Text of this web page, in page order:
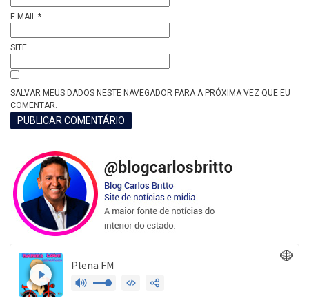
E-MAIL *
SITE
SALVAR MEUS DADOS NESTE NAVEGADOR PARA A PRÓXIMA VEZ QUE EU
COMENTAR.